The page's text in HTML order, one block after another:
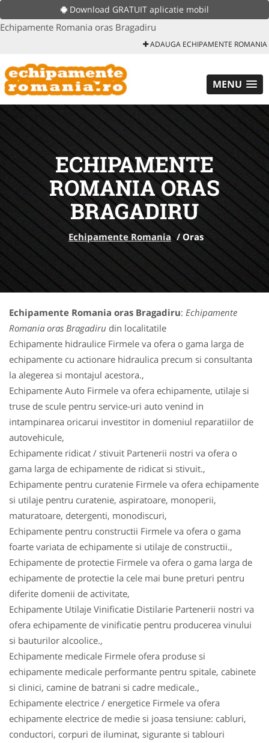
Download GRATUIT aplicatie mobil
Echipamente Romania oras Bragadiru
ADAUGA ECHIPAMENTE ROMANIA
MENU
ECHIPAMENTE
ROMANIA ORAS
BRAGADIRU
Echipamente Romania / Oras
Echipamente Romania oras Bragadiru: Echipamente
Romania oras Bragadiru din localitatile
Echipamente hidraulice Firmele va ofera o gama larga de
echipamente cu actionare hidraulica precum si consultanta
la alegerea si montajul acestora.,
Echipamente Auto Firmele va ofera echipamente, utilaje si
truse de scule pentru service-uri auto venind in
intampinarea oricarui investitor in domeniul reparatiilor de
autovehicule,
Echipamente ridicat / stivuit Partenerii nostri va ofera o
gama larga de echipamente de ridicat si stivuit.,
Echipamente pentru curatenie Firmele va ofera echipamente
si utilaje pentru curatenie, aspiratoare, monoperii,
maturatoare, detergenti, monodiscuri,
Echipamente pentru constructii Firmele va ofera o gama
foarte variata de echipamente si utilaje de constructii.,
Echipamente de protectie Firmele va ofera o gama larga de
echipamente de protectie la cele mai bune preturi pentru
diferite domenii de activitate,
Echipamente Utilaje Vinificatie Distilarie Partenerii nostri va
ofera echipamente de vinificatie pentru producerea vinului
si bauturilor alcoolice.,
Echipamente medicale Firmele ofera produse si
echipamente medicale performante pentru spitale, cabinete
si clinici, camine de batrani si cadre medicale.,
Echipamente electrice / energetice Firmele va ofera
echipamente electrice de medie si joasa tensiune: cabluri,
conductori, corpuri de iluminat, sigurante si tablouri